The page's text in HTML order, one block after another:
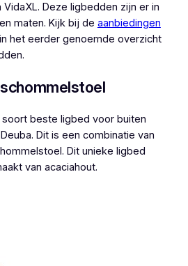
Deze ligbedden zijn er in
maten. Kijk bij de aanbiedingen
het eerder genoemde overzicht
beste ligbed voor buiten
Dit is een combinatie van
Dit unieke ligbed
van acaciahout.